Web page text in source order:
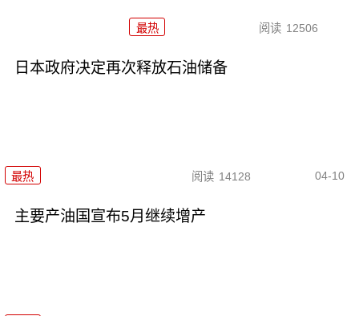
最热 阅读 12506
日本政府决定再次释放石油储备
最热 阅读 14128 04-10
主要产油国宣布5月继续增产